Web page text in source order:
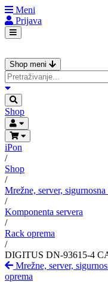
Meni
Prijava
Shop meni
Shop
iPon
/
Shop
/
Mrežne, server, sigurnosna
/
Komponenta servera
/
Rack oprema
/
DIGITUS DN-93615-4
Mrežne, server,
oprema